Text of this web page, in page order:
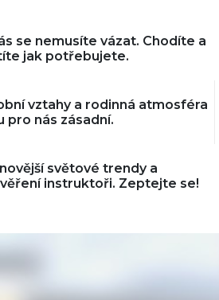
se nemusíte vázat. Chodíte a
jak potřebujete.
vztahy a rodinná atmosféra
pro nás zásadní.
světové trendy a
instruktoři. Zeptejte se!